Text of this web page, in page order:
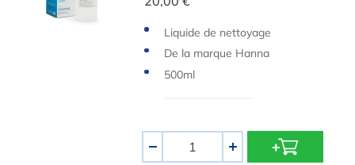
Liquide de nettoyage
De la marque Hanna
500ml
+